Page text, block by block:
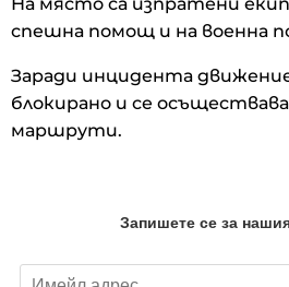
спешна помощ и на военна
Заради инцидента
блокирано и се
маршрути.